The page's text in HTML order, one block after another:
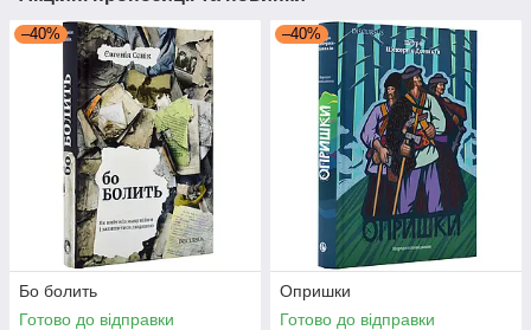
–40%
Бо болить
Готово до відправки
–40%
Опришки
Готово до відправки